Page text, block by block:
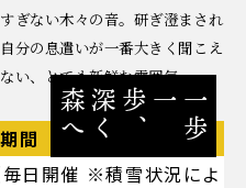
一
歩
一歩
、
深
く
森
へ
ぎない木々の音。研ぎ澄まされ
分の息遣いが一番大きく聞こえ
い、とても新鮮な雰囲気。
間
日開催 ※積雪状況によ